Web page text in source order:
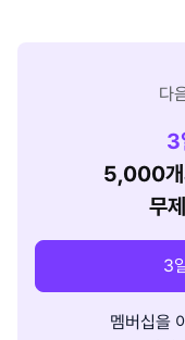
다
3
5,000개
무
3
멤버십을